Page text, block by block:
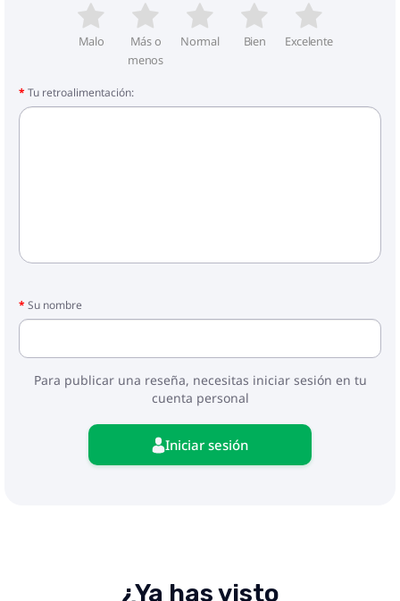
Malo
Más o
menos
Normal Bien Excelente
Tu retroalimentación:
Su nombre
Para publicar una reseña, necesitas iniciar sesión en tu
cuenta personal
Iniciar sesión
¿Ya has visto